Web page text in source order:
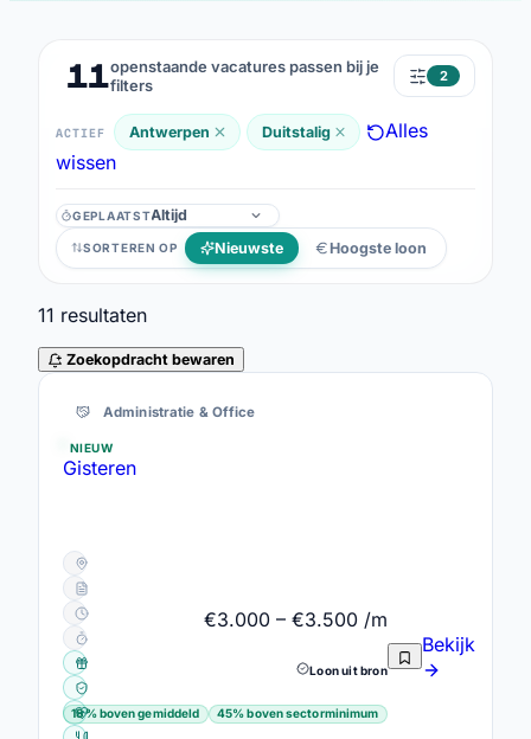
11openstaande vacatures passen bij je
filters
2
ACTIEF Antwerpen Duitstalig
Alles
wissen
GEPLAATST
Geplaatst
SORTEREN OP Nieuwste Hoogste loon
11 resultaten
Zoekopdracht bewaren
11 resultaten
Administratie & Office
NIEUW
Gisteren
Voltijds
Hospitalisatieverzekering
€3.000 – €3.500 /m
Loon uit bron
18% boven gemiddeld 45% boven sectorminimum
Bekijk